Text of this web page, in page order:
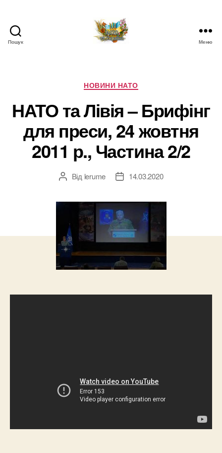
Пошук
Новини
про
НАТО
в
Україні
Меню
Категорії
НОВИНИ НАТО
НАТО та Лівія – Брифінг
для преси, 24 жовтня
2011 р., Частина 2/2
Автор
Від lerume
Дата14.03.2020